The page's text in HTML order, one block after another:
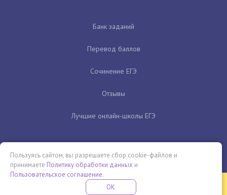
Банк заданий
Перевод баллов
Сочинение ЕГЭ
Отзывы
Лучшие онлайн-школы ЕГЭ
Бесплатная летняя школа
Пользуясь сайтом, вы разрешаете сбор cookie-файлов и
принимаете Политику обработки данных и
Пользовательское соглашение.
OK